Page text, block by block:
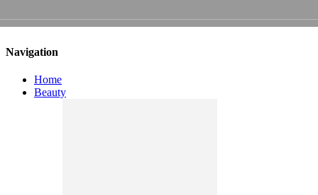
Navigation
Home
Beauty